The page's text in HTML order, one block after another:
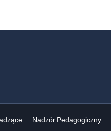
Nadzór Pedagogiczny